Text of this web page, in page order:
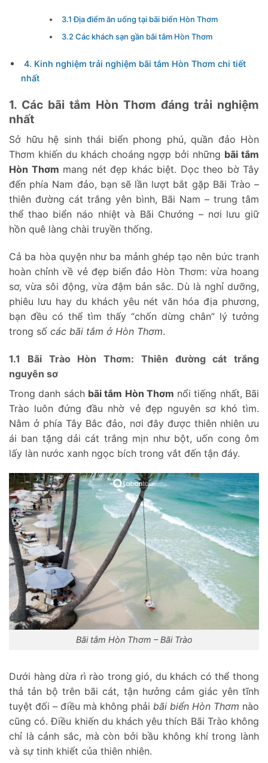
3.1 Địa điểm ăn uống tại bãi biển Hòn Thơm
3.2 Các khách sạn gần bãi tắm Hòn Thơm
4. Kinh nghiệm trải nghiệm bãi tắm Hòn Thơm chi tiết
nhất
1. Các bãi tắm Hòn Thơm đáng trải nghiệm
nhất
Sở hữu hệ sinh thái biển phong phú, quần đảo Hòn
Thơm khiến du khách choáng ngợp bởi những bãi tắm
Hòn Thơm mang nét đẹp khác biệt. Dọc theo bờ Tây
đến phía Nam đảo, bạn sẽ lần lượt bắt gặp Bãi Trào –
thiên đường cát trắng yên bình, Bãi Nam – trung tâm
thể thao biển náo nhiệt và Bãi Chướng – nơi lưu giữ
hồn quê làng chài truyền thống.
Cả ba hòa quyện như ba mảnh ghép tạo nên bức tranh
hoàn chỉnh về vẻ đẹp biển đảo Hòn Thơm: vừa hoang
sơ, vừa sôi động, vừa đậm bản sắc. Dù là nghỉ dưỡng,
phiêu lưu hay du khách yêu nét văn hóa địa phương,
bạn đều có thể tìm thấy “chốn dừng chân” lý tưởng
trong số các bãi tắm ở Hòn Thơm.
1.1 Bãi Trào Hòn Thơm: Thiên đường cát trắng
nguyên sơ
Trong danh sách bãi tắm Hòn Thơm nổi tiếng nhất, Bãi
Trào luôn đứng đầu nhờ vẻ đẹp nguyên sơ khó tìm.
Nằm ở phía Tây Bắc đảo, nơi đây được thiên nhiên ưu
ái ban tặng dải cát trắng mịn như bột, uốn cong ôm
lấy làn nước xanh ngọc bích trong vắt đến tận đáy.
Bãi tắm Hòn Thơm – Bãi Trào
Dưới hàng dừa rì rào trong gió, du khách có thể thong
thả tản bộ trên bãi cát, tận hưởng cảm giác yên tĩnh
tuyệt đối – điều mà không phải bãi biển Hòn Thơm nào
cũng có. Điều khiến du khách yêu thích Bãi Trào không
chỉ là cảnh sắc, mà còn bởi bầu không khí trong lành
và sự tinh khiết của thiên nhiên.